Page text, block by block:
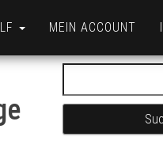
MEIN ACCOUNT